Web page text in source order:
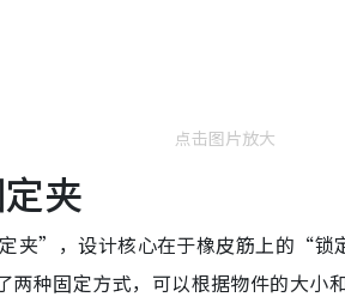
点击图片放大
夹
夹”，设计核心在于橡皮筋上的“锁
种固定方式，可以根据物件的大小